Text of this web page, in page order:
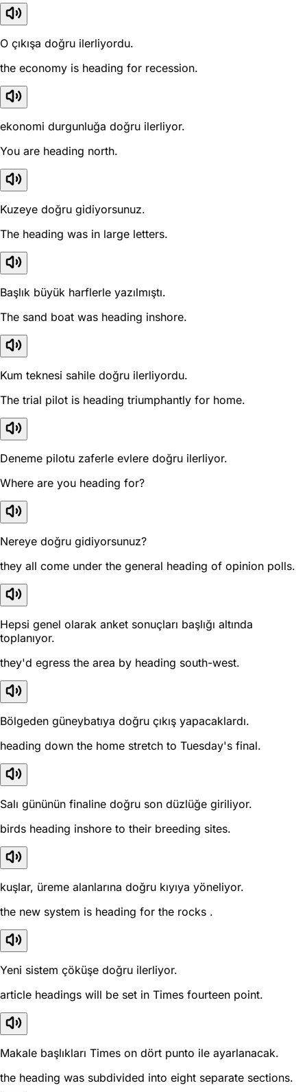
O çıkışa doğru ilerliyordu.
the economy is heading for recession.
ekonomi durgunluğa doğru ilerliyor.
You are heading north.
Kuzeye doğru gidiyorsunuz.
The heading was in large letters.
Başlık büyük harflerle yazılmıştı.
The sand boat was heading inshore.
Kum teknesi sahile doğru ilerliyordu.
The trial pilot is heading triumphantly for home.
Deneme pilotu zaferle evlere doğru ilerliyor.
Where are you heading for?
Nereye doğru gidiyorsunuz?
they all come under the general heading of opinion polls.
Hepsi genel olarak anket sonuçları başlığı altında
toplanıyor.
they'd egress the area by heading south-west.
Bölgeden güneybatıya doğru çıkış yapacaklardı.
heading down the home stretch to Tuesday's final.
Salı gününün finaline doğru son düzlüğe giriliyor.
birds heading inshore to their breeding sites.
kuşlar, üreme alanlarına doğru kıyıya yöneliyor.
the new system is heading for the rocks .
Yeni sistem çöküşe doğru ilerliyor.
article headings will be set in Times fourteen point.
Makale başlıkları Times on dört punto ile ayarlanacak.
the heading was subdivided into eight separate sections.